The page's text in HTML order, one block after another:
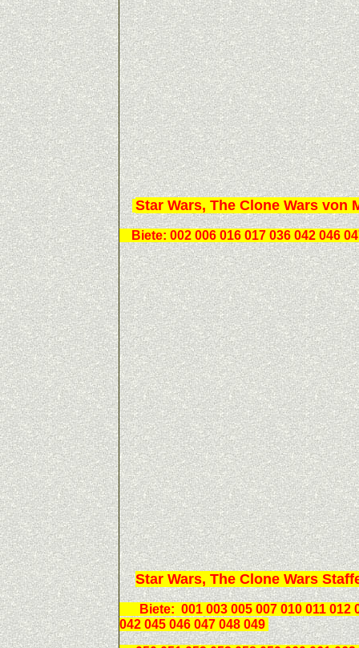
Star Wars, The Clone Wars von
Biete: 002 006 016 017 036 042 046
Star Wars, The Clone Wars
Biete: 001 003 005 007 010 011 012
042 045 046 047 048 049